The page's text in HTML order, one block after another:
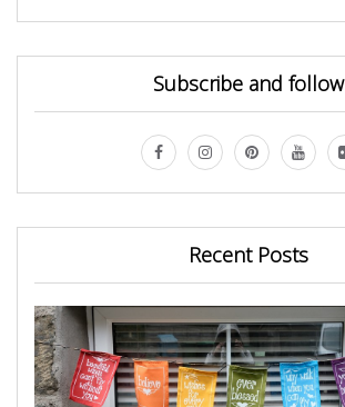
Subscribe and follow
Recent Posts